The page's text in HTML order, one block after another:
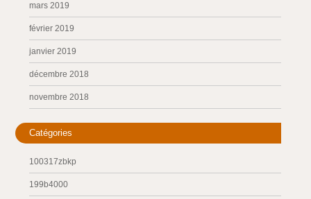
mars 2019
février 2019
janvier 2019
décembre 2018
novembre 2018
Catégories
100317zbkp
199b4000